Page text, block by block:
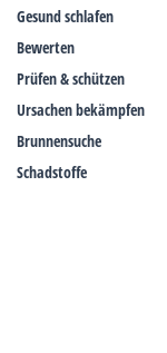
Gesund schlafen
Bewerten
Prüfen & schützen
Ursachen bekämpfen
Brunnensuche
Schadstoffe